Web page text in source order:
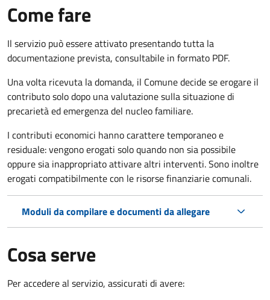
Come fare
Il servizio può essere attivato presentando tutta la
documentazione prevista, consultabile in formato PDF.
Una volta ricevuta la domanda, il Comune decide se erogare il
contributo solo dopo una valutazione sulla situazione di
precarietà ed emergenza del nucleo familiare.
I contributi economici hanno carattere temporaneo e
residuale: vengono erogati solo quando non sia possibile
oppure sia inappropriato attivare altri interventi. Sono inoltre
erogati compatibilmente con le risorse finanziarie comunali.
Moduli da compilare e documenti da allegare
Cosa serve
Per accedere al servizio, assicurati di avere: